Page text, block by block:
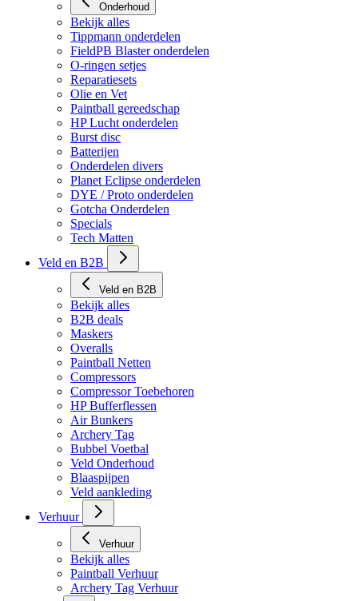
Onderhoud
Bekijk alles
Tippmann onderdelen
FieldPB Blaster onderdelen
O-ringen setjes
Reparatiesets
Olie en Vet
Paintball gereedschap
HP Lucht onderdelen
Burst disc
Batterijen
Onderdelen divers
Planet Eclipse onderdelen
DYE / Proto onderdelen
Gotcha Onderdelen
Specials
Tech Matten
Veld en B2B
Veld en B2B
Bekijk alles
B2B deals
Maskers
Overalls
Paintball Netten
Compressors
Compressor Toebehoren
HP Bufferflessen
Air Bunkers
Archery Tag
Bubbel Voetbal
Veld Onderhoud
Blaaspijpen
Veld aankleding
Verhuur
Verhuur
Bekijk alles
Paintball Verhuur
Archery Tag Verhuur